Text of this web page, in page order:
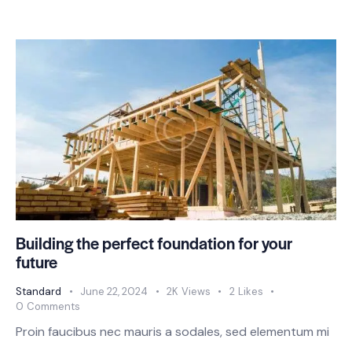
Building the perfect foundation for your
future
Standard June 22, 2024 2K Views 2 Likes
0 Comments
Proin faucibus nec mauris a sodales, sed elementum mi